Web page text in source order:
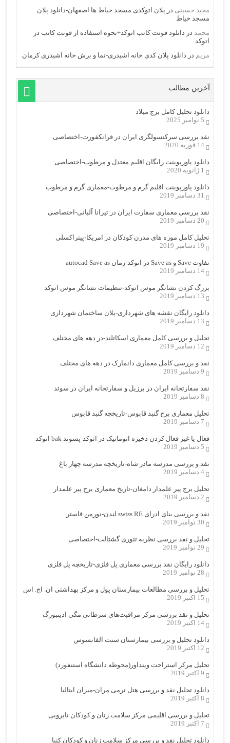
مجید حسینی در پلان اتوکدی مسجد خیاط ها اصفهان-دانلود پلان
مسجد خیاط
محمد در دانلود فونت کاتب اتوکد+نحوه استفاده از فونت کاتب در
اتوکد
مریم در دانلود پلان کدی خانه اشیدری-نما و برش خانه اشیدری کرمان
آخرین مطالب
دانلود تحلیل کامل برج میلاد
5 نوامبر 2025
نقد بررسی سرکنسولگری ایران در فرانکفورت-اختصاصی
14 فوریه 2020
دانلود پاورپوینت رایگان اقلیم معتدل و مرطوب-اختصاصی
1 ژانویه 2020
دانلود پاورپوینت اقلیم گرم و مرطوب-معماری گرم و مرطوب
31 دسامبر 2019
نقد بررسی معماری سفارت ایران در تیرانا آلبانی-اختصاصی
20 دسامبر 2019
تحلیل کامل موزه های مدرن کودکان در امریکا-پیتراکسلی
19 دسامبر 2019
تفاوت Save و Save as در اتوکد-زمان autocad Save as
14 دسامبر 2019
بزرگ کردن نشانگر موس اتوکد-تنظیمات نشانگر موس اتوکد
13 دسامبر 2019
دانلود رایگان نقشه های شهرداری-پلان ساختمان شهرداری
13 دسامبر 2019
تحلیل و بررسی کامل معماری اسکاتلند-در دهه های مختلف
12 دسامبر 2019
نقد و بررسی کامل معماری دانمارک در دهه های مختلف
9 دسامبر 2019
نقد سفارتخانه ایران در برزیل و سفارتخانه ایران در سوئد
8 دسامبر 2019
تحلیل معماری برج گنبد قابوس-تاریخچه گنبد قابوس
7 دسامبر 2019
فعال یا غیر فعال کردن ذخیره اتوماتیک در اتوکد-پسوند bak اتوکد
5 دسامبر 2019
نقد و بررسی مدرسه مادر شاه-تاریخچه مدرسه چهار باغ
4 دسامبر 2019
تحلیل برج پیر علمدار دامغان-تاریخ معماری برج پیر علمدار
2 دسامبر 2019
نقد و بررسی بنای ادرای swiss RE لندن-نورمن فاستر
30 نوامبر 2019
تحلیل و نقد بررسی نظریه تئوری گشتالت-اختصاصی
29 نوامبر 2019
دانلود رایگان نقد بررسی معماری پل فلزی-تاریخچه پل فلزی
28 نوامبر 2019
تحلیل و بررسی مطالعات بیمارستان پول و مرکز بهداشتی ان. اچ. اس
15 اکتبر 2019
تحلیل و نقد بررسی مرکز مراقبت‌های سرطانی مگی ادینبورگ
14 اکتبر 2019
دانلود تحلیل و بررسی بیمارستان سنت آلفانسوس
12 اکتبر 2019
تحلیل مرکز استراحت وینداور(محوطه دانشگاه استنفورد)
9 اکتبر 2019
دانلود تحلیل نقد و بررسی هتل ترمی مران-میران ایتالیا
8 اکتبر 2019
تحلیل و بررسی اقلیمی مرکز سلامت زنان و کودکان نایروبی
7 اکتبر 2019
دانلود تحلیل نقد و بررسی مرکز سلامت زنان و کودکان کنیا